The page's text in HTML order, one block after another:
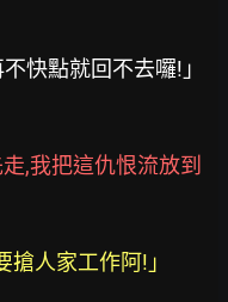
不快點就回不去囉!」
走,我把這仇恨流放到
搶人家工作阿!」